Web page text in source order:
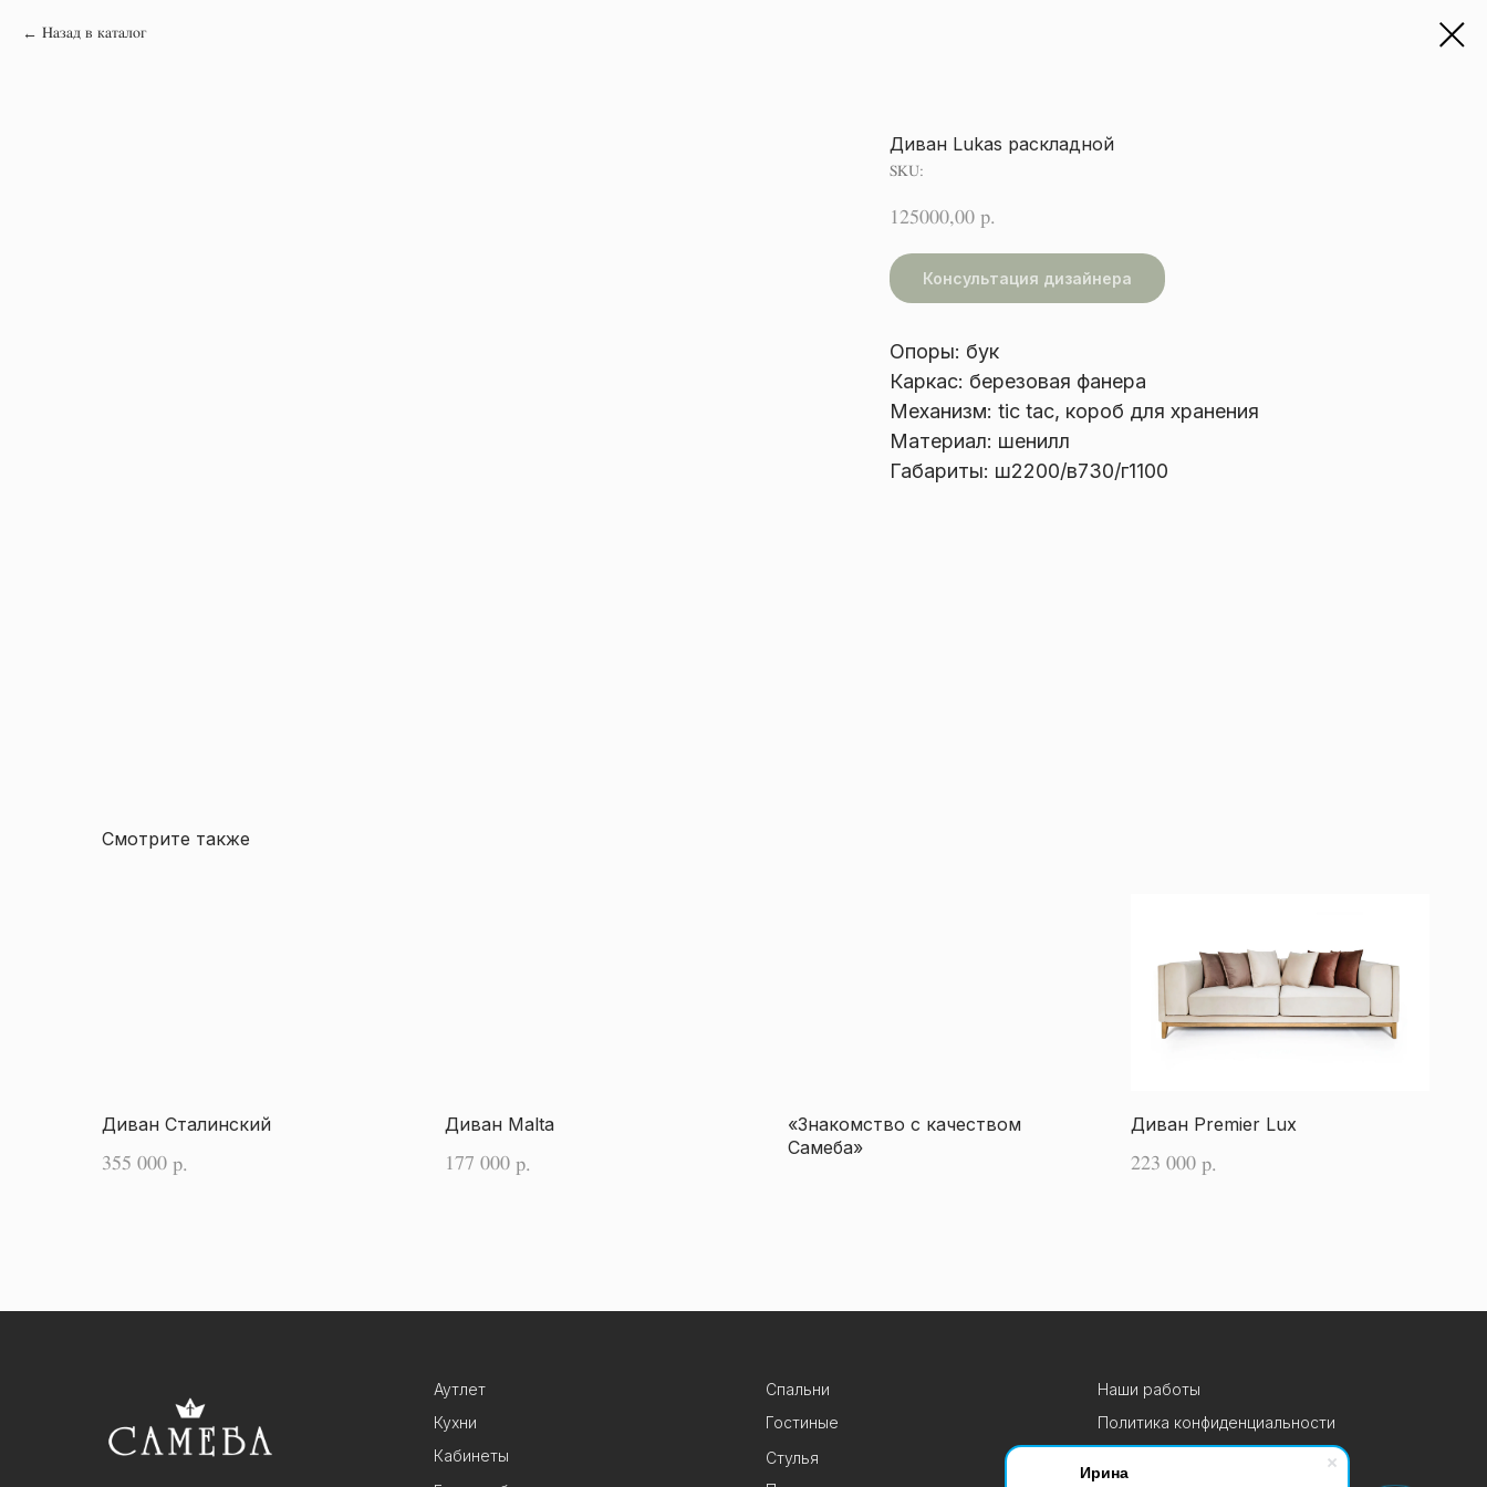
Ирина
Назад в каталог
Диван Lukas раскладной
SKU:
125000,00 р.
Консультация дизайнера
Опоры: бук
Каркас: березовая фанера
Механизм: tic tac, короб для хранения
Материал: шенилл
Габариты: ш2200/в730/г1100
Смотрите также
Диван Сталинский
355 000 р.
Диван Malta
177 000 р.
«Знакомство с качеством
Самеба»
Диван Premier Lux
223 000 р.
Спальни
Политика конфиденциальности
Гостиные
Стулья
Наши работы
Кухни
Кабинеты
Аутлет